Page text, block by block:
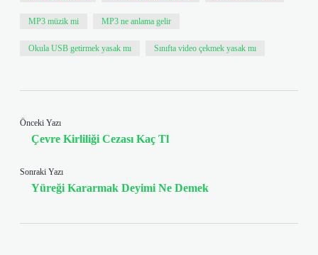
MP3 müzik mi MP3 ne anlama gelir
Okula USB getirmek yasak mı Sınıfta video çekmek yasak mı
Önceki Yazı
Çevre Kirliliği Cezası Kaç Tl
Sonraki Yazı
Yüreği Kararmak Deyimi Ne Demek